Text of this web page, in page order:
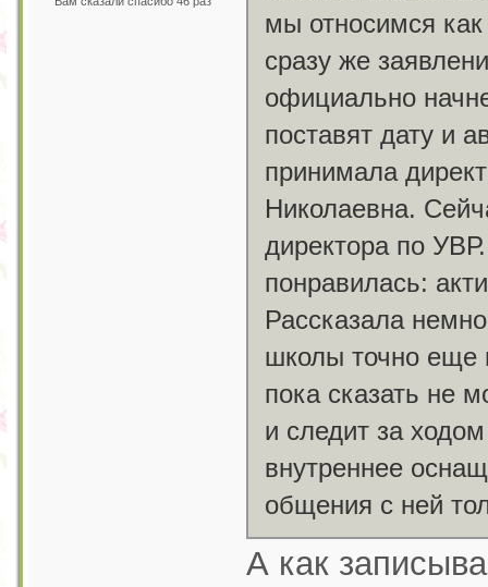
мы относимся
сразу же
официально
поставят дату и
принимала
Николаевна.
директора по
понравилась:
Рассказала
школы точно еще
пока сказать не
и следит за
внутреннее
общения с ней
А как